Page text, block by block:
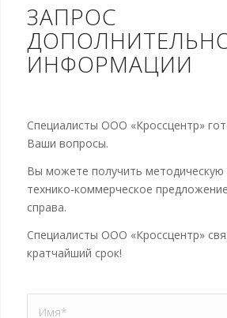
ЗАПРОС
ИНФОРМАЦИИ
Специалисты ООО «Кроссцентр»
Ваши вопросы.
Вы можете получить методическую
технико-коммерческое
справа.
Специалисты ООО «Кроссцентр»
кратчайший срок!